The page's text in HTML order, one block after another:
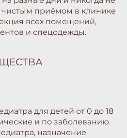
чистым приёмом в клинике
всех помещений,
и спецодежды.
для детей от 0 до 18
и по заболеванию.
, назначение